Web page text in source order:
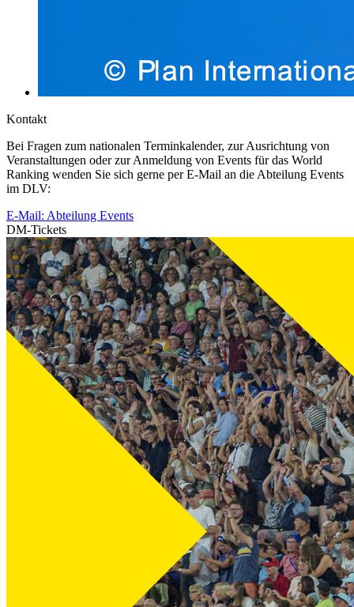
Kontakt
Bei Fragen zum nationalen Terminkalender, zur Ausrichtung von
Veranstaltungen oder zur Anmeldung von Events für das World
Ranking wenden Sie sich gerne per E-Mail an die Abteilung Events
im DLV:
E-Mail: Abteilung Events
DM-Tickets